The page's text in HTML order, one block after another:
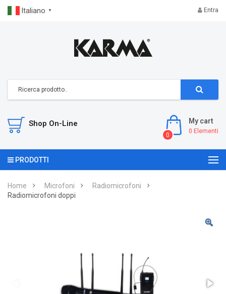
Italiano ▼ Entra
My cart
0 Elementi
0
Shop On-Line
PRODOTTI
Home Microfoni
Radiomicrofoni
Radiomicrofoni doppi